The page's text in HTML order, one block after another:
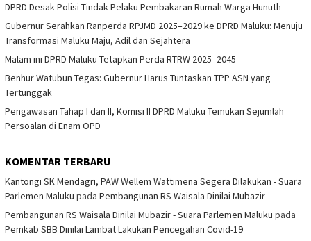
DPRD Desak Polisi Tindak Pelaku Pembakaran Rumah Warga Hunuth
Gubernur Serahkan Ranperda RPJMD 2025–2029 ke DPRD Maluku: Menuju
Transformasi Maluku Maju, Adil dan Sejahtera
Malam ini DPRD Maluku Tetapkan Perda RTRW 2025–2045
Benhur Watubun Tegas: Gubernur Harus Tuntaskan TPP ASN yang
Tertunggak
Pengawasan Tahap I dan II, Komisi II DPRD Maluku Temukan Sejumlah
Persoalan di Enam OPD
KOMENTAR TERBARU
Kantongi SK Mendagri, PAW Wellem Wattimena Segera Dilakukan - Suara
Parlemen Maluku pada Pembangunan RS Waisala Dinilai Mubazir
Pembangunan RS Waisala Dinilai Mubazir - Suara Parlemen Maluku pada
Pemkab SBB Dinilai Lambat Lakukan Pencegahan Covid-19